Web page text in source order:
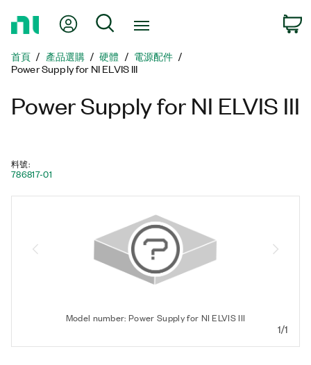
我的帳號 搜尋
首頁 產品選購 硬體
電源配件
Power Supply for NI ELVIS III
Power Supply for NI ELVIS III
料號:
786817-01
Model number: Power Supply for NI ELVIS III
1/1